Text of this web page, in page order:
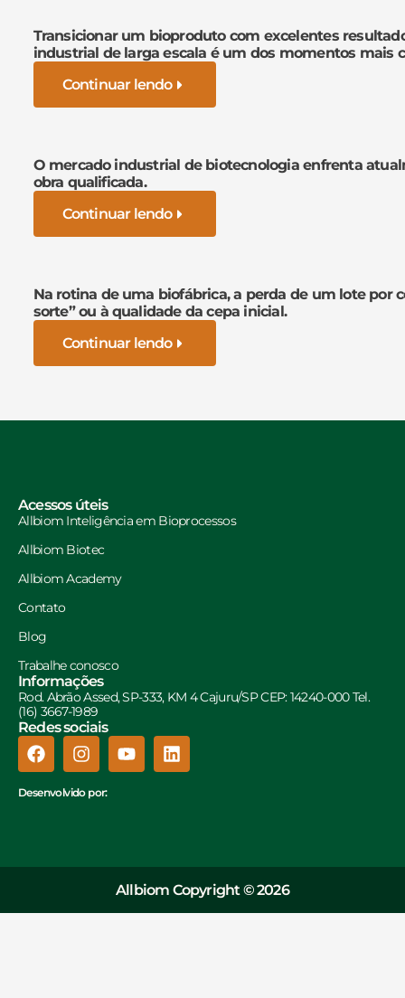
Transicionar um bioproduto com excelentes
industrial de larga escala é um dos momentos mais
Continuar lendo
O mercado industrial de biotecnologia enfrenta
obra qualificada.
Continuar lendo
Na rotina de uma biofábrica, a perda de um lote por
sorte” ou à qualidade da cepa inicial.
Continuar lendo
Acessos úteis
Allbiom Inteligência em Bioprocessos
Allbiom Biotec
Allbiom Academy
Contato
Blog
Trabalhe conosco
Informações
Rod. Abrão Assed, SP-333, KM 4 Cajuru/SP CEP: 14240-000 Tel.
(16) 3667-1989
Redes sociais
Desenvolvido por:
Allbiom Copyright © 2026